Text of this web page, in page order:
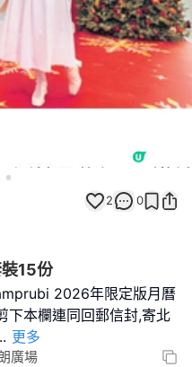
2 0
15份
2026年限定版月曆
下本欄連同回郵信封,寄北
更多
廣場